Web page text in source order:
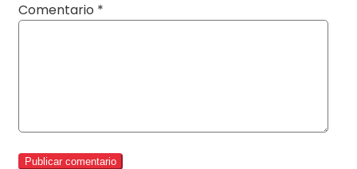
Comentario *